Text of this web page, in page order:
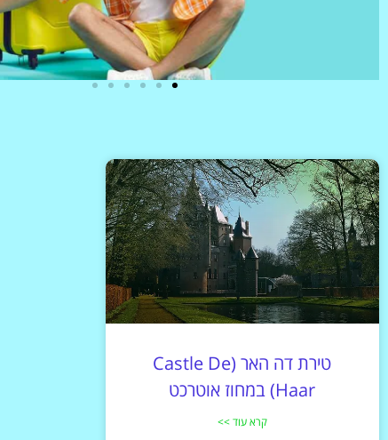
טירת דה האר (Castle De
Haar) במחוז אוטרכט
קרא עוד >>